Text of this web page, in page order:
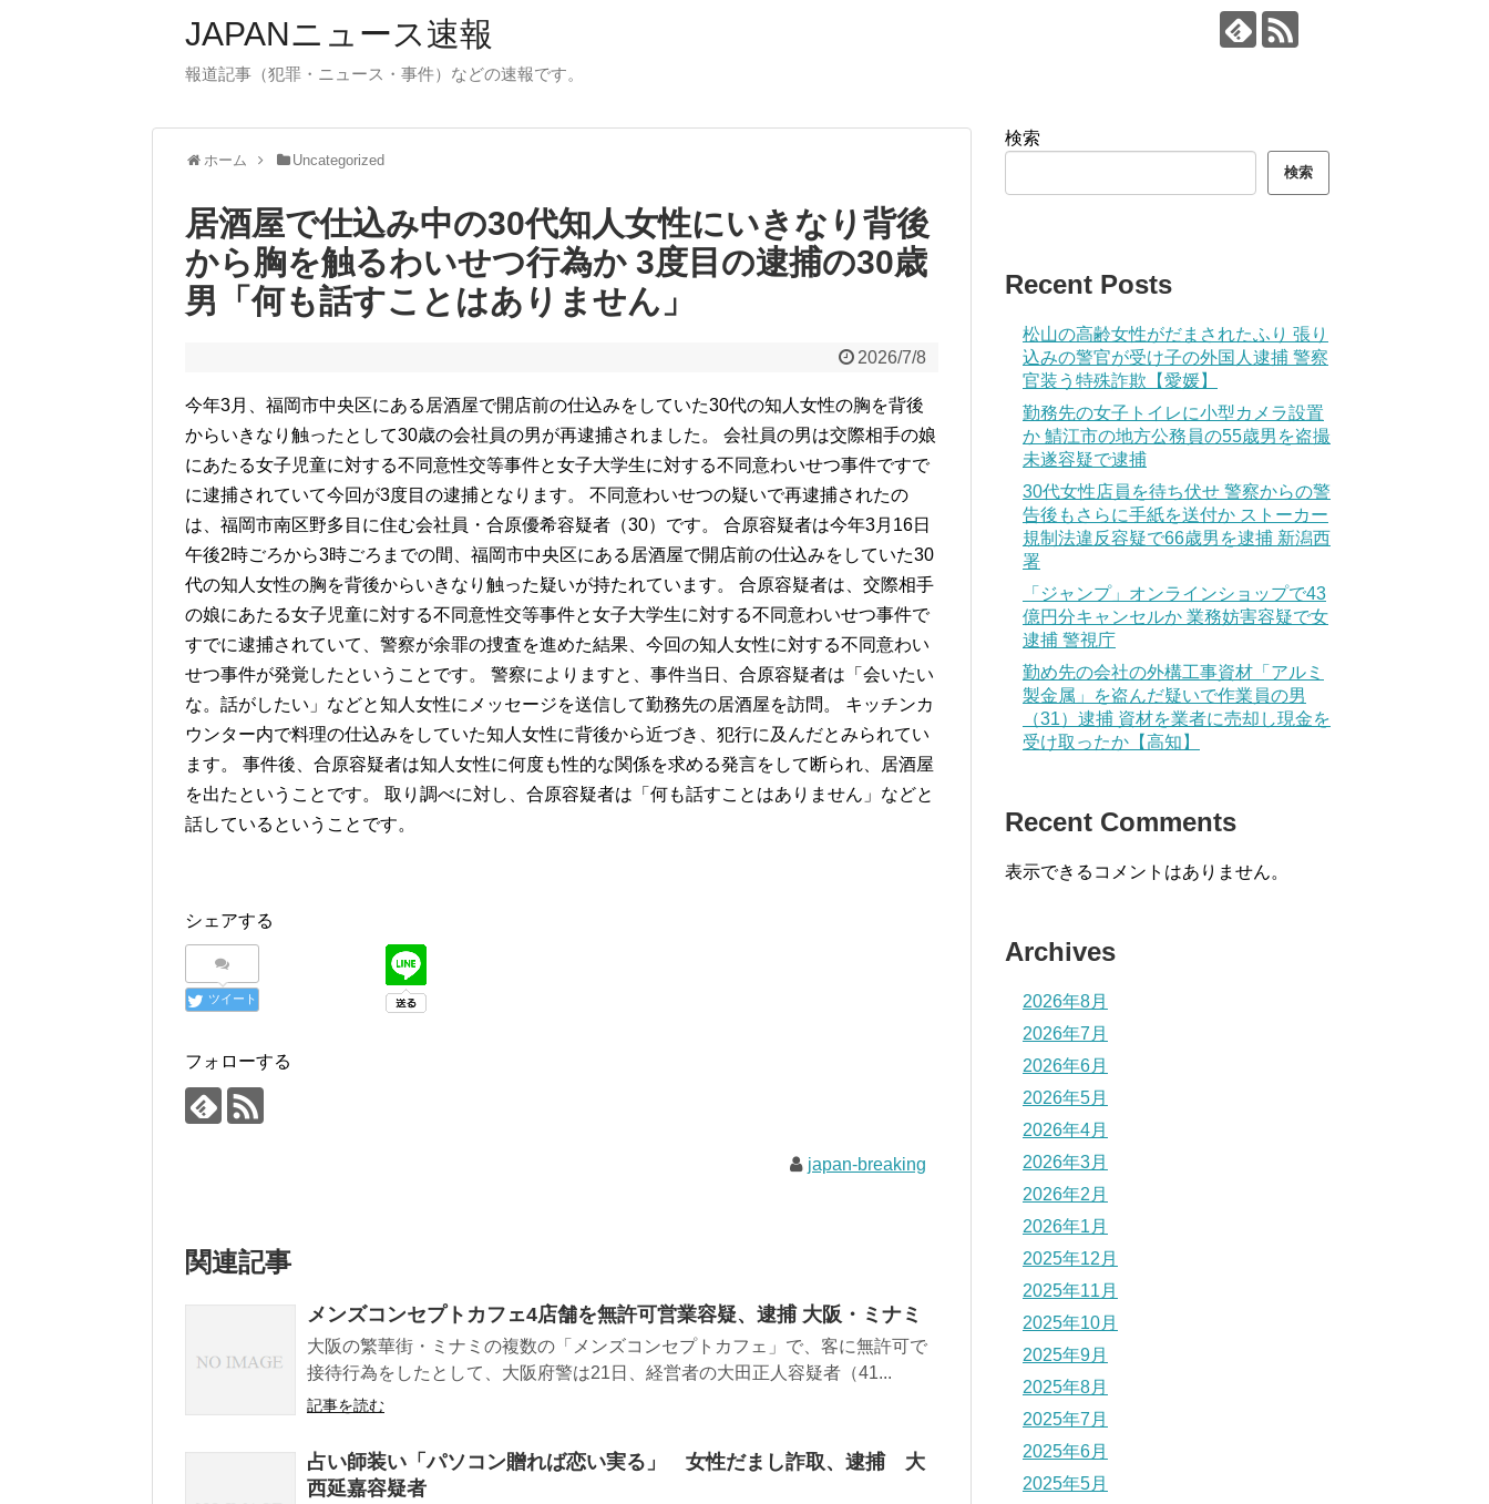
JAPANニュース速報
報道記事（犯罪・ニュース・事件）などの速報です。
ホーム Uncategorized
居酒屋で仕込み中の30代知人女性にいきなり背後
から胸を触るわいせつ行為か 3度目の逮捕の30歳
男「何も話すことはありません」
2026/7/8
今年3月、福岡市中央区にある居酒屋で開店前の仕込みをしていた30代の知人女性の胸を背後
からいきなり触ったとして30歳の会社員の男が再逮捕されました。 会社員の男は交際相手の娘
にあたる女子児童に対する不同意性交等事件と女子大学生に対する不同意わいせつ事件ですで
に逮捕されていて今回が3度目の逮捕となります。 不同意わいせつの疑いで再逮捕されたの
は、福岡市南区野多目に住む会社員・合原優希容疑者（30）です。 合原容疑者は今年3月16日
午後2時ごろから3時ごろまでの間、福岡市中央区にある居酒屋で開店前の仕込みをしていた30
代の知人女性の胸を背後からいきなり触った疑いが持たれています。 合原容疑者は、交際相手
の娘にあたる女子児童に対する不同意性交等事件と女子大学生に対する不同意わいせつ事件で
すでに逮捕されていて、警察が余罪の捜査を進めた結果、今回の知人女性に対する不同意わい
せつ事件が発覚したということです。 警察によりますと、事件当日、合原容疑者は「会いたい
な。話がしたい」などと知人女性にメッセージを送信して勤務先の居酒屋を訪問。 キッチンカ
ウンター内で料理の仕込みをしていた知人女性に背後から近づき、犯行に及んだとみられてい
ます。 事件後、合原容疑者は知人女性に何度も性的な関係を求める発言をして断られ、居酒屋
を出たということです。 取り調べに対し、合原容疑者は「何も話すことはありません」などと
話しているということです。
シェアする
ツイート
フォローする
japan-breaking
関連記事
メンズコンセプトカフェ4店舗を無許可営業容疑、逮捕 大阪・ミナミ
大阪の繁華街・ミナミの複数の「メンズコンセプトカフェ」で、客に無許可で
接待行為をしたとして、大阪府警は21日、経営者の大田正人容疑者（41...
記事を読む
占い師装い「パソコン贈れば恋い実る」 女性だまし詐取、逮捕 大
西延嘉容疑者
検索
検索
Recent Posts
松山の高齢女性がだまされたふり 張り
込みの警官が受け子の外国人逮捕 警察
官装う特殊詐欺【愛媛】
勤務先の女子トイレに小型カメラ設置
か 鯖江市の地方公務員の55歳男を盗撮
未遂容疑で逮捕
30代女性店員を待ち伏せ 警察からの警
告後もさらに手紙を送付か ストーカー
規制法違反容疑で66歳男を逮捕 新潟西
署
「ジャンプ」オンラインショップで43
億円分キャンセルか 業務妨害容疑で女
逮捕 警視庁
勤め先の会社の外構工事資材「アルミ
製金属」を盗んだ疑いで作業員の男
（31）逮捕 資材を業者に売却し現金を
受け取ったか【高知】
Recent Comments
表示できるコメントはありません。
Archives
2026年8月
2026年7月
2026年6月
2026年5月
2026年4月
2026年3月
2026年2月
2026年1月
2025年12月
2025年11月
2025年10月
2025年9月
2025年8月
2025年7月
2025年6月
2025年5月